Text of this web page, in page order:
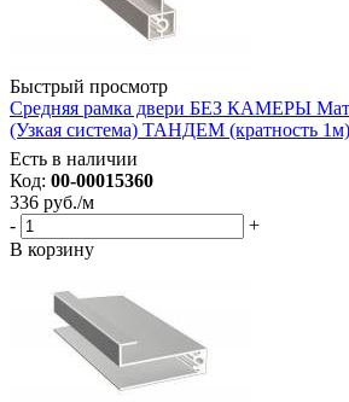
Быстрый просмотр
Средняя рамка двери БЕЗ КАМЕРЫ
(Узкая система) ТАНДЕМ (кратность 1м)
Есть в наличии
Код: 00-00015360
336 руб./м
-
+
В корзину